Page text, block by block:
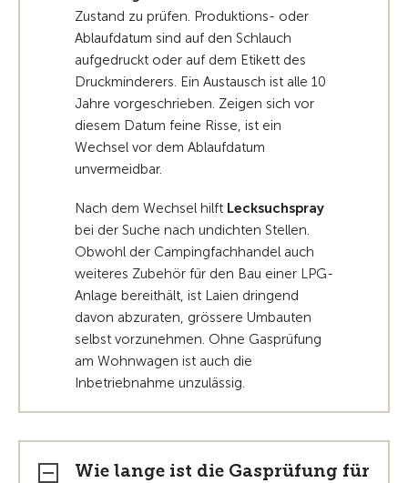
Zustand zu prüfen. Produktions- oder
Ablaufdatum sind auf den Schlauch
aufgedruckt oder auf dem Etikett des
Druckminderers. Ein Austausch ist alle 10
Jahre vorgeschrieben. Zeigen sich vor
diesem Datum feine Risse, ist ein
Wechsel vor dem Ablaufdatum
unvermeidbar.
Nach dem Wechsel hilft Lecksuchspray
bei der Suche nach undichten Stellen.
Obwohl der Campingfachhandel auch
weiteres Zubehör für den Bau einer LPG-
Anlage bereithält, ist Laien dringend
davon abzuraten, grössere Umbauten
selbst vorzunehmen. Ohne Gasprüfung
am Wohnwagen ist auch die
Inbetriebnahme unzulässig.
Wie lange ist die Gasprüfung für